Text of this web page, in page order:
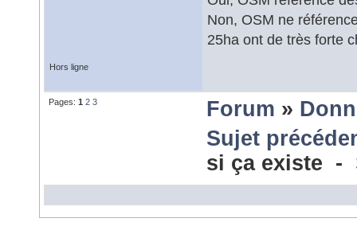
Non, OSM ne
25ha ont de très forte
Hors ligne
Pages: 1 2 3 Forum »
Sujet
si ça existe -